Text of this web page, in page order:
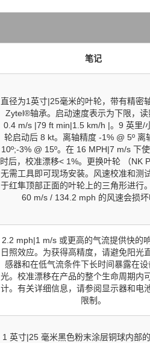
笔记
直径为1英寸|25毫米的叶轮，带有精密
Zytel®轴承。启动速度表示为下限，读
0.4 m/s |79 ft min|1.5 km/h |。9 英里/
轮启动后 8 kt。离轴精度 -1% @ 5º 离
10º;-3% @ 15º。在 16 MPH|7 m/s 下
时后，校准漂移< 1%。更换叶轮 （NK
无需工具即可现场安装。风速校准和测
于红隼顶部正面的叶轮上的三角形进行
60 m/s / 134.2 mph 的风速会损
2.2 mph|1 m/s 或更高的气流提供快的
日照效应。为获得高精度，请避免阳光
感器和在低气流条件下长时间暴露在设
光。校准漂移在产品的整个生命周期内
计。有关详细信息，请参阅显示器和电
限制。
1 英寸|25 毫米黑色粉末涂层铜球内部